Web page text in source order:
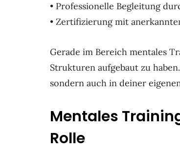
• Professionelle Begleitung
• Zertifizierung mit
Gerade im Bereich mentales
Strukturen aufgebaut zu
sondern auch in deiner
Mentales
Rolle